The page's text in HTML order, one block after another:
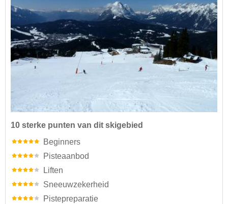
10 sterke punten van dit skigebied
Beginners
Pisteaanbod
Liften
Sneeuwzekerheid
Pistepreparatie